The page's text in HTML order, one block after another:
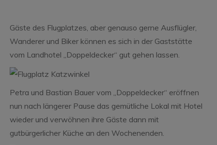
Gäste des Flugplatzes, aber genauso gerne Ausflügler,
Wanderer und Biker können es sich in der Gaststätte
vom Landhotel „Doppeldecker“ gut gehen lassen.
Petra und Bastian Bauer vom „Doppeldecker“ eröffnen
nun nach längerer Pause das gemütliche Lokal mit Hotel
wieder und verwöhnen ihre Gäste dann mit
gutbürgerlicher Küche an den Wochenenden.